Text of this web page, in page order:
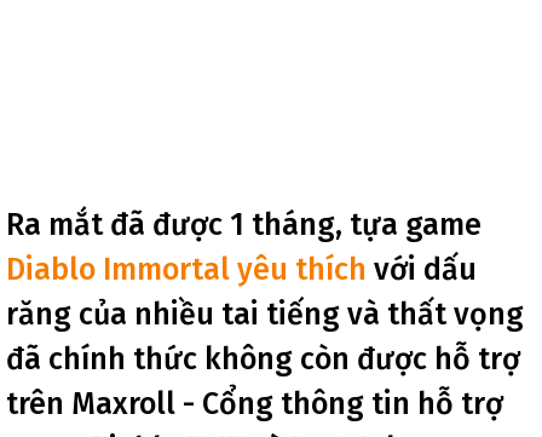
Ra mắt đã được 1 tháng, tựa game
Diablo Immortal yêu thích với dấu
răng của nhiều tai tiếng và thất vọng
đã chính thức không còn được hỗ trợ
trên Maxroll - Cổng thông tin hỗ trợ